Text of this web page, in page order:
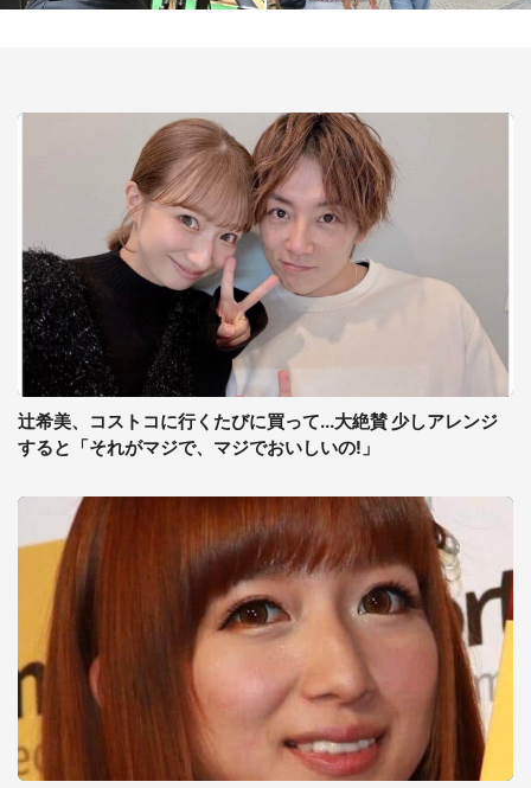
辻希美、コストコに行くたびに買って...大絶賛 少しアレンジ
すると「それがマジで、マジでおいしいの!」